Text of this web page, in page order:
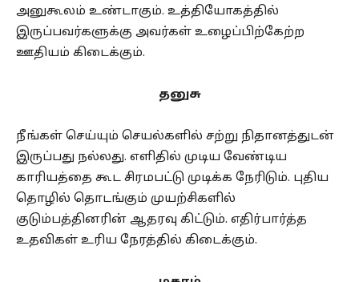
அனுகூலம் உண்டாகும். உத்தியோகத்தில்
இருப்பவர்களுக்கு அவர்கள் உழைப்பிற்கேற்ற
ஊதியம் கிடைக்கும்.
தனுசு
நீங்கள் செய்யும் செயல்களில் சற்று நிதானத்துடன்
இருப்பது நல்லது. எளிதில் முடிய வேண்டிய
காரியத்தை கூட சிரமபட்டு முடிக்க நேரிடும். புதிய
தொழில் தொடங்கும் முயற்சிகளில்
குடும்பத்தினரின் ஆதரவு கிட்டும். எதிர்பார்த்த
உதவிகள் உரிய நேரத்தில் கிடைக்கும்.